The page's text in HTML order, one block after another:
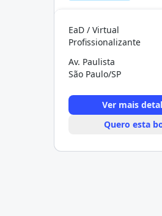
EaD / Virtual
Profissionalizante
Av. Paulista
São Paulo/SP
Ver mais
Quero esta